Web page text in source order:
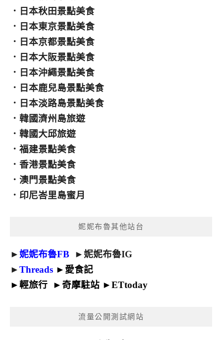
． 日本秋田景點美食
． 日本東京景點美食
． 日本京都景點美食
． 日本大阪景點美食
． 日本沖繩景點美食
． 日本鹿兒島景點美食
． 日本淡路島景點美食
． 韓國濟州島旅遊
． 韓國大邱旅遊
． 福建景點美食
． 香港景點美食
． 澳門景點美食
． 印尼峇里島蜜月
妮妮布魯其他站台
►妮妮布魯FB ►妮妮布魯IG
►Threads ► 愛食記
►輕旅行 ► 奇摩駐站 ►ETtoday
流量公開測試網站